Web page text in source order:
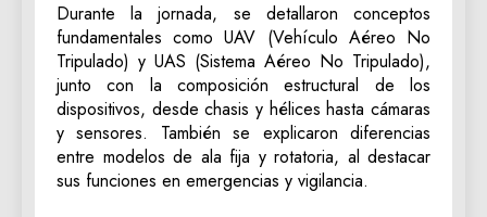
Durante la jornada, se detallaron conceptos
fundamentales como UAV (Vehículo Aéreo No
Tripulado) y UAS (Sistema Aéreo No Tripulado),
junto con la composición estructural de los
dispositivos, desde chasis y hélices hasta cámaras
y sensores. También se explicaron diferencias
entre modelos de ala fija y rotatoria, al destacar
sus funciones en emergencias y vigilancia.